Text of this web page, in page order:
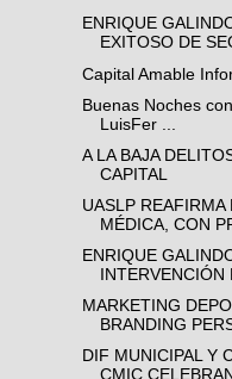
ENRIQUE
EXITOSO DE
Capital Amable
Buenas Noches
LuisFer ...
A LA BAJA
CAPITAL
UASLP REAFIRMA
MÉDICA, CON
ENRIQUE
MARKETING
BRANDING
DIF MUNICIPAL Y
CMIC